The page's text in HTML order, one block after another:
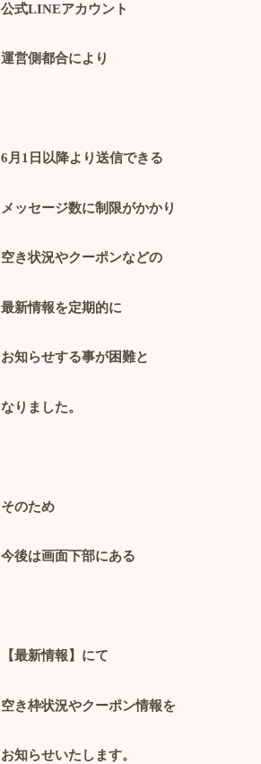
公式LINEアカウント
運営側都合により
6 月 1 日以降より送信できる
メッセージ数に制限がかかり
空き状況やクーポンなどの
最新情報を定期的に
お知らせする事が困難と
なりました。
そのため
今後は画面下部にある
【最新情報】にて
空き枠状況やクーポン情報を
お知らせいたします。